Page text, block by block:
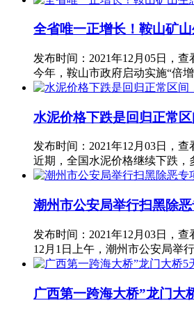
全省唯一正增长！鞍山矿
发布时间：2021年12月05日，查
今年，鞍山市政府启动实施“倍
水泥价格下跌是回归正常
发布时间：2021年12月03日，查
近期，全国水泥价格继续下跌，
潮州市公安局举行扫黑除
发布时间：2021年12月03日，查
​12月1日上午，潮州市公安局举
广西第一跨海大桥”龙门大